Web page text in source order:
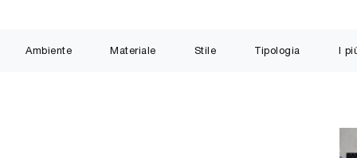
Ambiente Materiale Stile Tipologia I